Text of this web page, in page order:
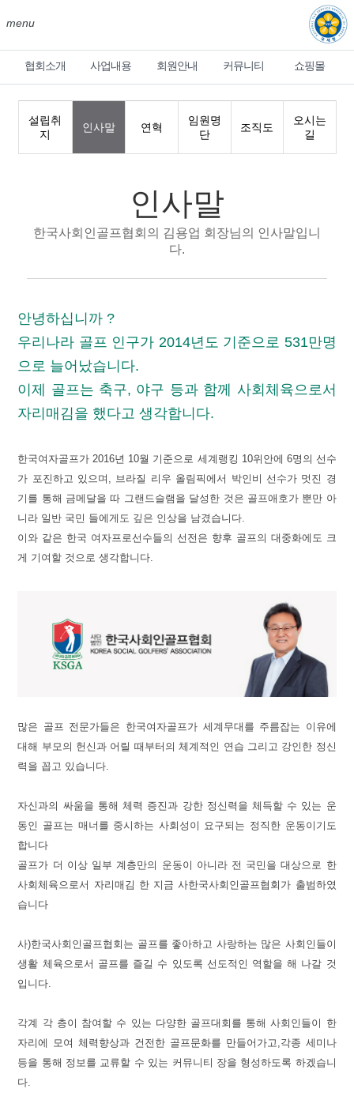
menu
협회소개 사업내용 회원안내 커뮤니티 쇼핑몰
설립취
지
인사말 연혁
임원명
단
조직도
오시는
길
인사말
한국사회인골프협회의 김용업 회장님의 인사말입니
다.
안녕하십니까 ?
우리나라 골프 인구가 2014년도 기준으로 531만명
으로 늘어났습니다.
이제 골프는 축구, 야구 등과 함께 사회체육으로서
자리매김을 했다고 생각합니다.
한국여자골프가 2016년 10월 기준으로 세계랭킹 10위안에 6명의 선수
가 포진하고 있으며, 브라질 리우 올림픽에서 박인비 선수가 멋진 경
기를 통해 금메달을 따 그랜드슬램을 달성한 것은 골프애호가 뿐만 아
니라 일반 국민 들에게도 깊은 인상을 남겼습니다.
이와 같은 한국 여자프로선수들의 선전은 향후 골프의 대중화에도 크
게 기여할 것으로 생각합니다.
많은 골프 전문가들은 한국여자골프가 세계무대를 주름잡는 이유에
대해 부모의 헌신과 어릴 때부터의 체계적인 연습 그리고 강인한 정신
력을 꼽고 있습니다.
자신과의 싸움을 통해 체력 증진과 강한 정신력을 체득할 수 있는 운
동인 골프는 매너를 중시하는 사회성이 요구되는 정직한 운동이기도
합니다
골프가 더 이상 일부 계층만의 운동이 아니라 전 국민을 대상으로 한
사회체육으로서 자리매김 한 지금 사한국사회인골프협회가 출범하였
습니다
사)한국사회인골프협회는 골프를 좋아하고 사랑하는 많은 사회인들이
생활 체육으로서 골프를 즐길 수 있도록 선도적인 역할을 해 나갈 것
입니다.
각계 각 층이 참여할 수 있는 다양한 골프대회를 통해 사회인들이 한
자리에 모여 체력향상과 건전한 골프문화를 만들어가고,각종 세미나
등을 통해 정보를 교류할 수 있는 커뮤니티 장을 형성하도록 하겠습니
다.